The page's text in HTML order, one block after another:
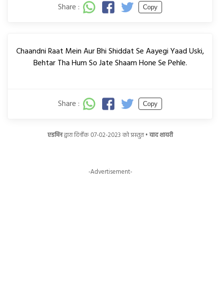
Share : Copy
Chaandni Raat Mein Aur Bhi Shiddat Se Aayegi Yaad Uski,
Behtar Tha Hum So Jate Shaam Hone Se Pehle.
Share : Copy
एडमिनद्वारा दिनाँक 07-02-2023 को प्रस्तुत •याद शायरी
-Advertisement-